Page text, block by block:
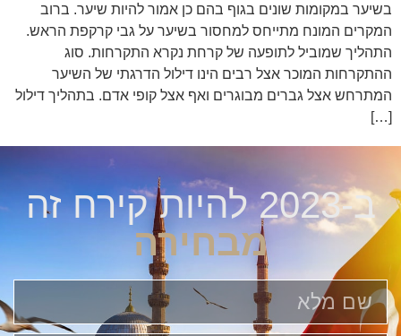
בשיער במקומות שונים בגוף בהם כן אמור להיות שיער. ברוב
המקרים המונח מתייחס למחסור בשיער על גבי קרקפת הראש.
התהליך שמוביל לתופעה של קרחת נקרא התקרחות. סוג
ההתקרחות המוכר אצל רבים הינו דילול הדרגתי של השיער
המתרחש אצל גברים מבוגרים ואף אצל קופי אדם. בתהליך דילול
[…]
ב-2023 להיות קירח זה
מבחירה